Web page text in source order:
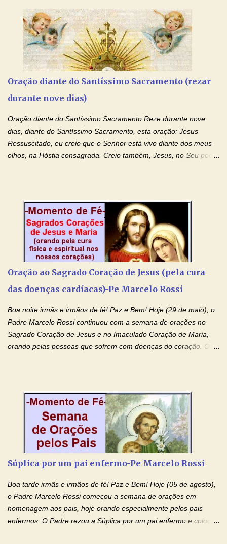
conforto, boa alimentação, educação de qualidade. E, em geral,
procuram orientá-los para que enfrentem o mundo, com suas
alegrias, com seus dissabores. Acompanham-nos em suas
vitórias, em seus fracassos, em suas lutas. É claro que há
exceções, mas essas exceções só confirmam uma regra porque
estado natural, normal. O mundo de hoje apresenta anomalias
absurdas. Temos notícia de pais que torturam seus filhos, que os
filhos. Mas isso não é o c...
Oração diante do Santíssimo Sacramento (rezar
durante nove dias)
Oração diante do Santíssimo Sacramento Reze durante nove
dias, diante do Santíssimo Sacramento, esta oração: Jesus
Ressuscitado, eu creio que o Senhor está vivo diante dos meus
olhos, na Hóstia consagrada. Creio também, Jesus, no Seu poder
creio, Jesus, e clamo que este Sangue seja agora derramado
sobre mim e sobre todos os meus familiares. Eu peço, Senhor
Jesus, que, pelo poder libertador e salvítico deste Sangue,
possamos nos livrar de toda opressão diabólica que possa estar
prejudicando a nossa família. Peço também que atenda, em
(apresente aqui o seu pedido...) Eu, desde já, agradeço de
coração, confiante que o Senhor me atenderá. Eu louvo o Pai por
agradeço de coração ao Espíri...
Oração ao Sagrado Coração de Jesus (pela cura
das doenças cardíacas)-Pe Marcelo Rossi
Boa noite irmãs e irmãos de fé! Paz e Bem! Hoje (29 de maio), o
Padre Marcelo Rossi continuou com a semana de orações no
Sagrado Coração de Jesus e no Imaculado Coração de Maria,
orando pelas pessoas que sofrem com doenças do coração. O
esta abençoada semana de orações no programa de rádio
Momento de Fé, vamos juntos formar uma forte corrente de
orações com o Padre Marcelo. Não desista do milagre, da cura;
tenha fé, creia firmemente e ore incessantemente até que o
Kairós aconteça em sua vida. Fique no Amor Ágape de Jesus e
Mensagem do Padre Marcelo Rossi por E-mail: Amados!! Nesta
quarta feira, vamos orar pelas pessoas que sofrem com as
doenças do coração, NO SAGRADO CORAÇÃO DE JESUS E NO
IMACULADO CORAÇÃO DE MAR...
Súplica por um pai enfermo-Pe Marcelo Rossi
Boa tarde irmãs e irmãos de fé! Paz e Bem! Hoje (05 de agosto),
o Padre Marcelo Rossi começou a semana de orações em
homenagem aos pais, hoje orando especialmente pelos pais
enfermos. O Padre rezou a Súplica por um pai enfermo e colocou